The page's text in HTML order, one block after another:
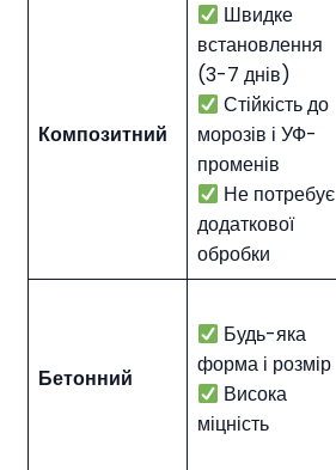
Композитний
Швидке
встановлення
(3-7 днів)
Стійкість до
морозів і УФ-
променів
Не потребує
додаткової
обробки
Бетонний
Будь-яка
форма і розмір
Висока
міцність